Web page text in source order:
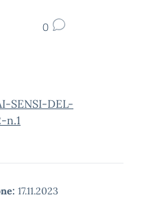
0
SENSI-DEL-
n.1
17.11.2023